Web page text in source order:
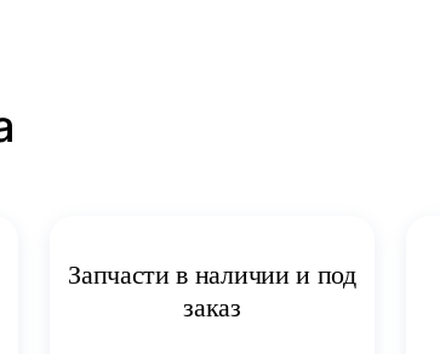
Запчасти в наличии и под
заказ